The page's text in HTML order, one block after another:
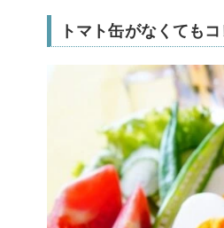
トマト缶がなくても